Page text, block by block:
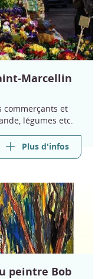
Marcellin
commerçants et
légumes etc.
Plus d'infos
peintre Bob